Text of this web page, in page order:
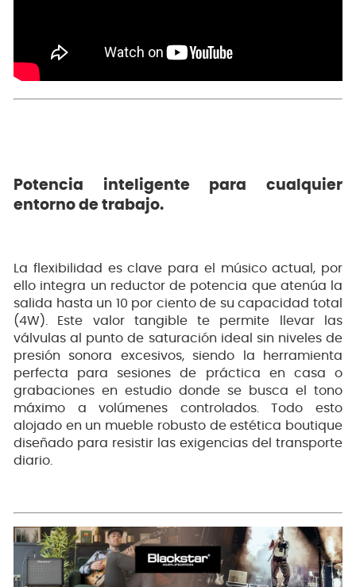
Potencia inteligente para cualquier
entorno de trabajo.
La flexibilidad es clave para el músico actual, por
ello integra un reductor de potencia que atenúa la
salida hasta un 10 por ciento de su capacidad total
(4W). Este valor tangible te permite llevar las
válvulas al punto de saturación ideal sin niveles de
presión sonora excesivos, siendo la herramienta
perfecta para sesiones de práctica en casa o
grabaciones en estudio donde se busca el tono
máximo a volúmenes controlados. Todo esto
alojado en un mueble robusto de estética boutique
diseñado para resistir las exigencias del transporte
diario.